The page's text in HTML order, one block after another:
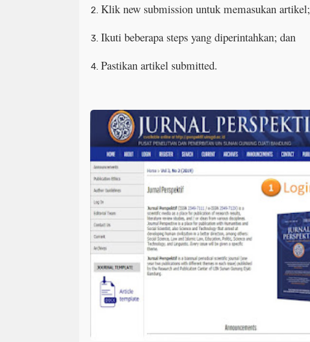
Klik new submission untuk memasukan artikel;
Ikuti beberapa steps yang diperintahkan; dan
Pastikan artikel submitted.